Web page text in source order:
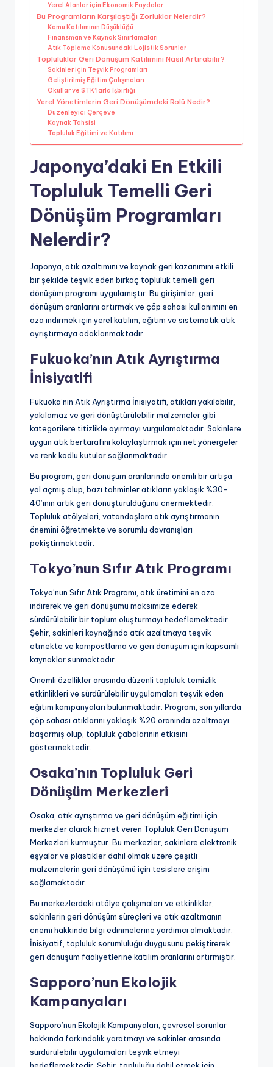
Yerel Alanlar için Ekonomik Faydalar
Bu Programların Karşılaştığı Zorluklar Nelerdir?
Kamu Katılımının Düşüklüğü
Finansman ve Kaynak Sınırlamaları
Atık Toplama Konusundaki Lojistik Sorunlar
Topluluklar Geri Dönüşüm Katılımını Nasıl Artırabilir?
Sakinler için Teşvik Programları
Geliştirilmiş Eğitim Çalışmaları
Okullar ve STK’larla İşbirliği
Yerel Yönetimlerin Geri Dönüşümdeki Rolü Nedir?
Düzenleyici Çerçeve
Kaynak Tahsisi
Topluluk Eğitimi ve Katılımı
Japonya’daki En Etkili
Topluluk Temelli Geri
Dönüşüm Programları
Nelerdir?
Japonya, atık azaltımını ve kaynak geri kazanımını etkili
bir şekilde teşvik eden birkaç topluluk temelli geri
dönüşüm programı uygulamıştır. Bu girişimler, geri
dönüşüm oranlarını artırmak ve çöp sahası kullanımını en
aza indirmek için yerel katılım, eğitim ve sistematik atık
ayrıştırmaya odaklanmaktadır.
Fukuoka’nın Atık Ayrıştırma
İnisiyatifi
Fukuoka’nın Atık Ayrıştırma İnisiyatifi, atıkları yakılabilir,
yakılamaz ve geri dönüştürülebilir malzemeler gibi
kategorilere titizlikle ayırmayı vurgulamaktadır. Sakinlere
uygun atık bertarafını kolaylaştırmak için net yönergeler
ve renk kodlu kutular sağlanmaktadır.
Bu program, geri dönüşüm oranlarında önemli bir artışa
yol açmış olup, bazı tahminler atıkların yaklaşık %30-
40’ının artık geri dönüştürüldüğünü önermektedir.
Topluluk atölyeleri, vatandaşlara atık ayrıştırmanın
önemini öğretmekte ve sorumlu davranışları
pekiştirmektedir.
Tokyo’nun Sıfır Atık Programı
Tokyo’nun Sıfır Atık Programı, atık üretimini en aza
indirerek ve geri dönüşümü maksimize ederek
sürdürülebilir bir toplum oluşturmayı hedeflemektedir.
Şehir, sakinleri kaynağında atık azaltmaya teşvik
etmekte ve kompostlama ve geri dönüşüm için kapsamlı
kaynaklar sunmaktadır.
Önemli özellikler arasında düzenli topluluk temizlik
etkinlikleri ve sürdürülebilir uygulamaları teşvik eden
eğitim kampanyaları bulunmaktadır. Program, son yıllarda
çöp sahası atıklarını yaklaşık %20 oranında azaltmayı
başarmış olup, topluluk çabalarının etkisini
göstermektedir.
Osaka’nın Topluluk Geri
Dönüşüm Merkezleri
Osaka, atık ayrıştırma ve geri dönüşüm eğitimi için
merkezler olarak hizmet veren Topluluk Geri Dönüşüm
Merkezleri kurmuştur. Bu merkezler, sakinlere elektronik
eşyalar ve plastikler dahil olmak üzere çeşitli
malzemelerin geri dönüşümü için tesislere erişim
sağlamaktadır.
Bu merkezlerdeki atölye çalışmaları ve etkinlikler,
sakinlerin geri dönüşüm süreçleri ve atık azaltmanın
önemi hakkında bilgi edinmelerine yardımcı olmaktadır.
İnisiyatif, topluluk sorumluluğu duygusunu pekiştirerek
geri dönüşüm faaliyetlerine katılım oranlarını artırmıştır.
Sapporo’nun Ekolojik
Kampanyaları
Sapporo’nun Ekolojik Kampanyaları, çevresel sorunlar
hakkında farkındalık yaratmayı ve sakinler arasında
sürdürülebilir uygulamaları teşvik etmeyi